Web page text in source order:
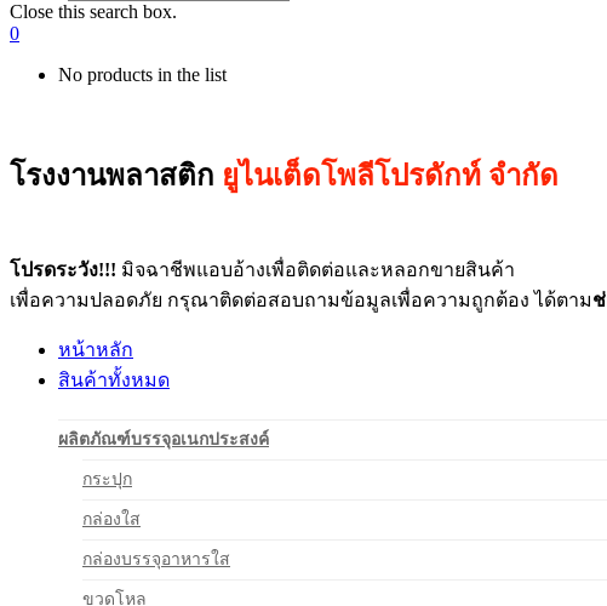
Close this search box.
0
No products in the list
โรงงานพลาสติก ยูไนเต็ดโพลีโปรดักท์ จำกัด
โปรดระวัง!!! มิจฉาชีพแอบอ้างเพื่อติดต่อและหลอกขายสินค้า
เพื่อความปลอดภัย กรุณาติดต่อสอบถามข้อมูลเพื่อความถูกต้อง ได้ตาม
หน้าหลัก
สินค้าทั้งหมด
ผลิตภัณฑ์บรรจุอเนกประสงค์
กระปุก
กล่องใส
กล่องบรรจุอาหารใส
ขวดโหล